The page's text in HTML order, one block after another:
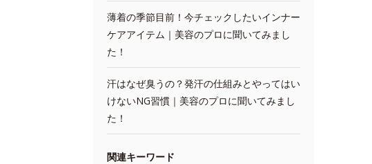
薄着の季節目前！今チェックしたいインナー
ケアアイテム｜美容のプロに聞いてみまし
た！
汗はなぜ臭うの？発汗の仕組みとやってはい
けないNG習慣｜美容のプロに聞いてみまし
た！
関連キーワード